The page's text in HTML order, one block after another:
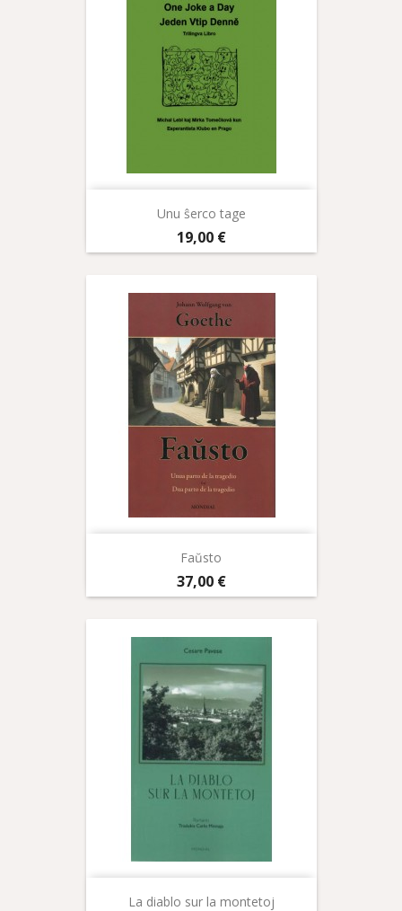
Unu ŝerco tage
Prix
19,00 €
Faŭsto
Prix
37,00 €
La diablo sur la montetoj